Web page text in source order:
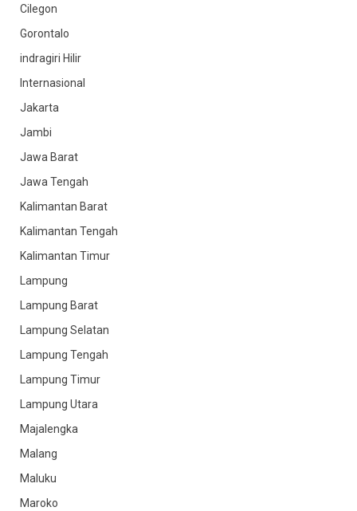
Cilegon
Gorontalo
indragiri Hilir
Internasional
Jakarta
Jambi
Jawa Barat
Jawa Tengah
Kalimantan Barat
Kalimantan Tengah
Kalimantan Timur
Lampung
Lampung Barat
Lampung Selatan
Lampung Tengah
Lampung Timur
Lampung Utara
Majalengka
Malang
Maluku
Maroko